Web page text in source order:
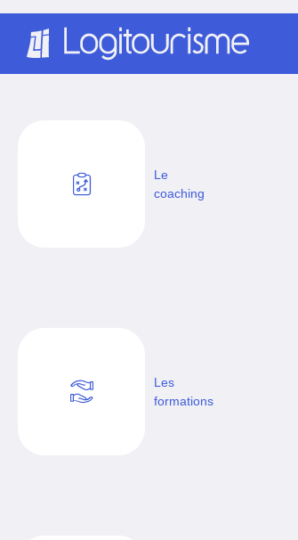
Le
coaching
Les
formations